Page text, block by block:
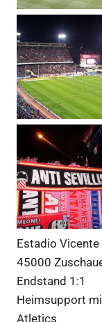
Estadio Vicente
45000
Endstand 1:1
Heimsupport
Atletics